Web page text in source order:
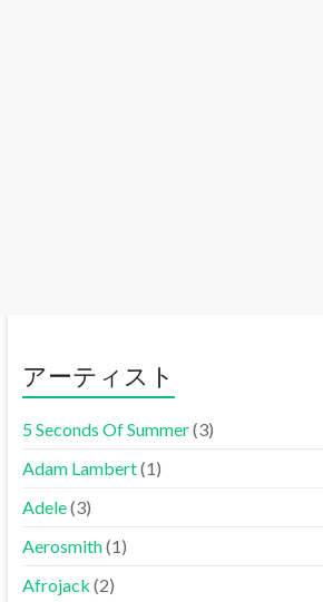
アーティスト
5 Seconds Of Summer(3)
Adam Lambert(1)
Adele(3)
Aerosmith(1)
Afrojack (2)